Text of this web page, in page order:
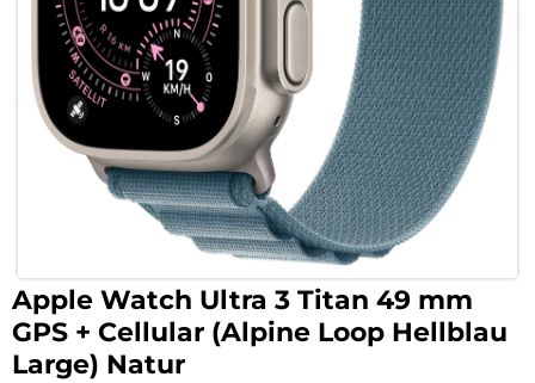
Apple Watch Ultra 3 Titan 49 mm
GPS + Cellular (Alpine Loop Hellblau
Large) Natur